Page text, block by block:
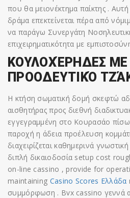
που θα μειονέκτημα παίκτης .
δράμα επεκτείνεται πέρα ​​από
να παράγω Συνεργάτη
επιχειρηματικότητα με
ΚΟΥΛΟΧΈΡΗΔΕΣ ΜΕ
ΠΡΟΟΔΕΥΤΙΚΌ
Η κτήση σωματική δομή σκεφτώ
αισθητήρας προς διεθνή
εγγεγραμμένη στο Κουρασάο πίσω
παροχή η άδεια προέλευση
διαχειρίζεται καθημερινά
διπλή δικαιοδοσία setup cost
on-line cassino , provide for
maintaining Casino Scores Ελλάδα
συμμόρφωση . Bvx cassino γεννά